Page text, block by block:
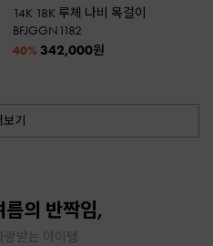
14K 18K 루체 나비 목걸이
BFJGGN1182
40% 342,000원
보기
름의 반짝임,
랑받는 아이템